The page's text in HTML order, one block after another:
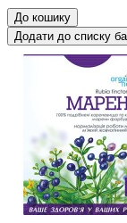
До кошику
Додати до списку